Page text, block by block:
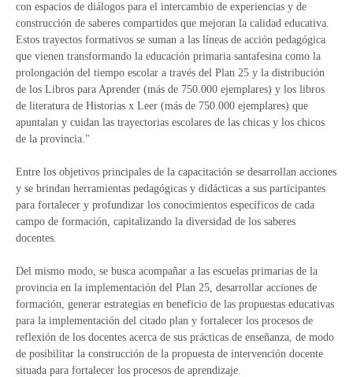
con espacios de diálogos para el intercambio de experiencias y de
construcción de saberes compartidos que mejoran la calidad educativa.
Estos trayectos formativos se suman a las líneas de acción pedagógica
que vienen transformando la educación primaria santafesina como la
prolongación del tiempo escolar a través del Plan 25 y la distribución
de los Libros para Aprender (más de 750.000 ejemplares) y los libros
de literatura de Historias x Leer (más de 750.000 ejemplares) que
apuntalan y cuidan las trayectorias escolares de las chicas y los chicos
de la provincia."
Entre los objetivos principales de la capacitación se desarrollan acciones
y se brindan herramientas pedagógicas y didácticas a sus participantes
para fortalecer y profundizar los conocimientos específicos de cada
campo de formación, capitalizando la diversidad de los saberes
docentes.
Del mismo modo, se busca acompañar a las escuelas primarias de la
provincia en la implementación del Plan 25, desarrollar acciones de
formación, generar estrategias en beneficio de las propuestas educativas
para la implementación del citado plan y fortalecer los procesos de
reflexión de los docentes acerca de sus prácticas de enseñanza, de modo
de posibilitar la construcción de la propuesta de intervención docente
situada para fortalecer los procesos de aprendizaje.